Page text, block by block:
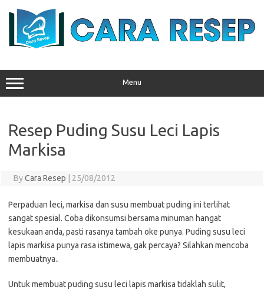
Menu
Resep Puding Susu Leci Lapis
Markisa
ByCara Resep 25/08/2012
Perpaduan leci, markisa dan susu membuat puding ini terlihat
sangat spesial. Coba dikonsumsi bersama minuman hangat
kesukaan anda, pasti rasanya tambah oke punya. Puding susu leci
lapis markisa punya rasa istimewa, gak percaya? Silahkan mencoba
membuatnya..
Untuk membuat puding susu leci lapis markisa tidaklah sulit,